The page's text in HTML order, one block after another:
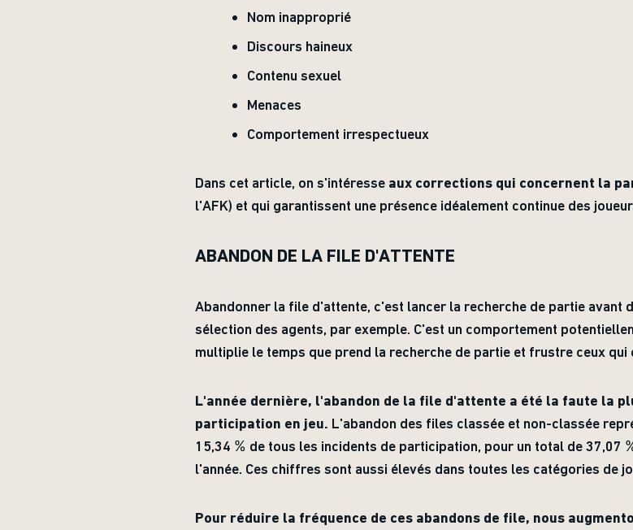
Nom inapproprié
Discours haineux
Contenu sexuel
Menaces
Comportement irrespectueux
Dans cet article, on s'intéresse aux corrections qui concernent la
l'AFK) et qui garantissent une présence idéalement continue des
ABANDON DE LA FILE D'ATTENTE
Abandonner la file d'attente, c'est lancer la recherche de partie avant
sélection des agents, par exemple. C'est un comportement
multiplie le temps que prend la recherche de partie et frustre ceux qui
L'année dernière, l'abandon de la file d'attente a été la faute la
participation en jeu. L'abandon des files classée et non-classée
15,34 % de tous les incidents de participation, pour un total de 37,07
l'année. Ces chiffres sont aussi élevés dans toutes les catégories de
Pour réduire la fréquence de ces abandons de file, nous